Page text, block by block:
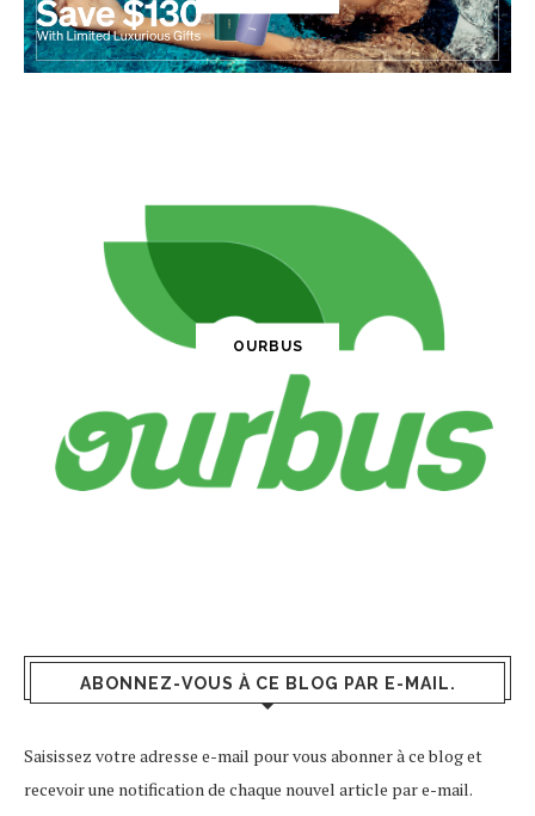
OURBUS
ABONNEZ-VOUS À CE BLOG PAR E-MAIL.
Saisissez votre adresse e-mail pour vous abonner à ce blog et
recevoir une notification de chaque nouvel article par e-mail.